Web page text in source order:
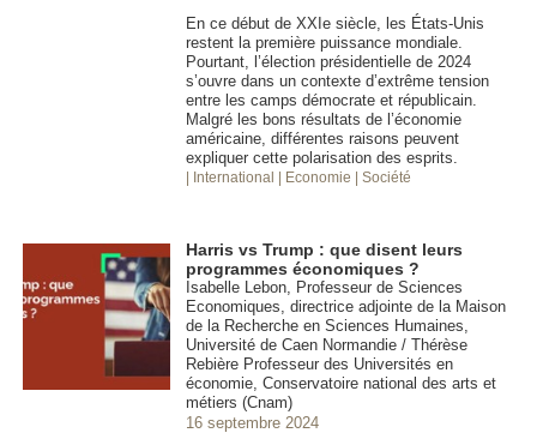
En ce début de XXIe siècle, les États-Unis
restent la première puissance mondiale.
Pourtant, l’élection présidentielle de 2024
s’ouvre dans un contexte d’extrême tension
entre les camps démocrate et républicain.
Malgré les bons résultats de l’économie
américaine, différentes raisons peuvent
expliquer cette polarisation des esprits.
| International | Economie | Société
Harris vs Trump : que disent leurs
programmes économiques ?
Isabelle Lebon, Professeur de Sciences
Economiques, directrice adjointe de la Maison
de la Recherche en Sciences Humaines,
Université de Caen Normandie / Thérèse
Rebière Professeur des Universités en
économie, Conservatoire national des arts et
métiers (Cnam)
16 septembre 2024